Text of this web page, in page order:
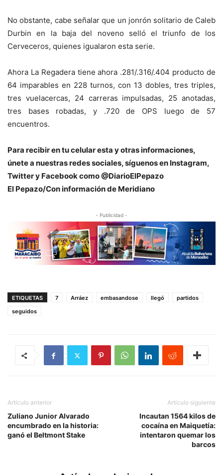
No obstante, cabe señalar que un jonrón solitario de Caleb
Durbin en la baja del noveno selló el triunfo de los
Cerveceros, quienes igualaron esta serie.
Ahora La Regadera tiene ahora .281/.316/.404 producto de
64 imparables en 228 turnos, con 13 dobles, tres triples,
tres vuelacercas, 24 carreras impulsadas, 25 anotadas,
tres bases robadas, y .720 de OPS luego de 57
encuentros.
Para recibir en tu celular esta y otras informaciones,
únete a nuestras redes sociales, síguenos en Instagram,
Twitter y Facebook como @DiarioElPepazo
El Pepazo/Con información de Meridiano
- Publicidad -
ETIQUETAS 7 Arráez embasandose llegó
partidos
seguidos
Artículo anterior
Zuliano Junior Alvarado
encumbrado en la historia:
ganó el Beltmont Stake
Artículo siguiente
Incautan 1564 kilos de
cocaína en Maiquetía:
intentaron quemar los
barcos